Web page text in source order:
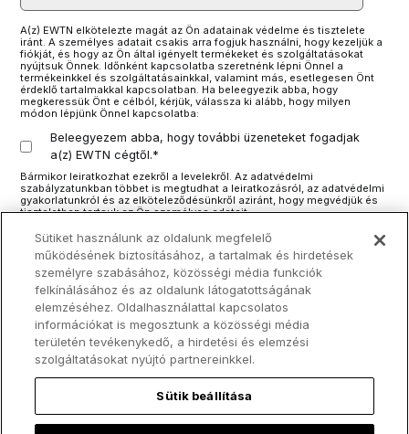
A(z) EWTN elkötelezte magát az Ön adatainak védelme és tisztelete
iránt. A személyes adatait csakis arra fogjuk használni, hogy kezeljük a
fiókját, és hogy az Ön által igényelt termékeket és szolgáltatásokat
nyújtsuk Önnek. Időnként kapcsolatba szeretnénk lépni Önnel a
termékeinkkel és szolgáltatásainkkal, valamint más, esetlegesen Önt
érdeklő tartalmakkal kapcsolatban. Ha beleegyezik abba, hogy
megkeressük Önt e célból, kérjük, válassza ki alább, hogy milyen
módon lépjünk Önnel kapcsolatba:
Beleegyezem abba, hogy további üzeneteket fogadjak
a(z) EWTN cégtől.*
Bármikor leiratkozhat ezekről a levelekről. Az adatvédelmi
szabályzatunkban többet is megtudhat a leiratkozásról, az adatvédelmi
gyakorlatunkról és az elköteleződésünkről aziránt, hogy megvédjük és
tiszteletben tartsuk az Ön személyes adatait.
Ha alább rákattint a beküldés gombra, jóváhagyja, hogy a(z) EWTN
rögzítse és kezelje a fent beküldött személyes adatokat, hogy ezáltal
ellássa Önt a kért tartalmakkal.
Sütiket használunk az oldalunk megfelelő
működésének biztosításához, a tartalmak és hirdetések
személyre szabásához, közösségi média funkciók
felkínálásához és az oldalunk látogatottságának
elemzéséhez. Oldalhasználattal kapcsolatos
információkat is megosztunk a közösségi média
területén tevékenykedő, a hirdetési és elemzési
szolgáltatásokat nyújtó partnereinkkel.
Sütik beállítása